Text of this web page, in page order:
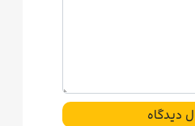
دیدگاه